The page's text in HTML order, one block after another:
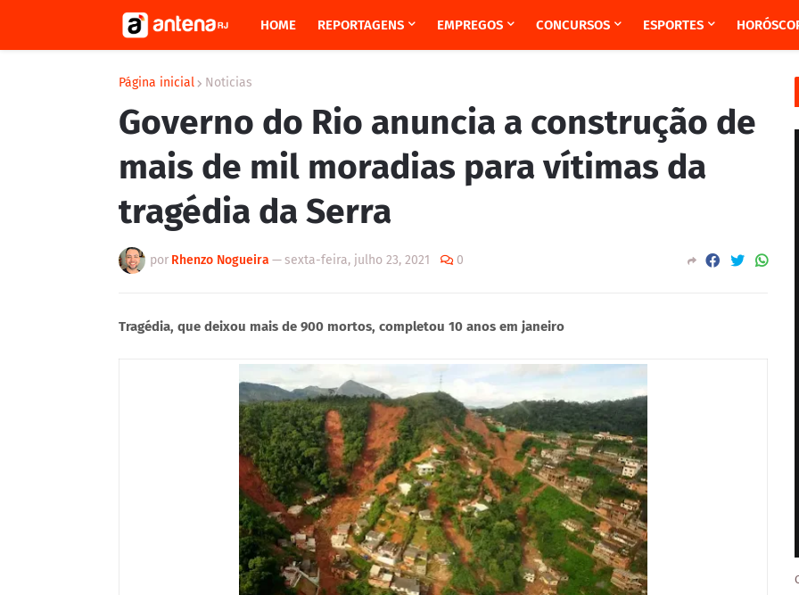
HOME REPORTAGENS EMPREGOS CONCURSOS ESPORTES
Página inicial Noticias
Governo do Rio anuncia a construção de
mais de mil moradias para vítimas da
tragédia da Serra
por Rhenzo Nogueira — sexta-feira, julho 23, 2021 0
Tragédia, que deixou mais de 900 mortos, completou 10 anos em janeiro